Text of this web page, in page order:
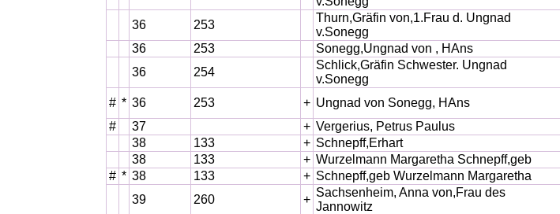
36
253
Thurn,Gräfin von,1.Frau d. Ungnad
v.Sonegg
36
253 Sonegg,Ungnad von , HAns
36
254
Schlick,Gräfin Schwester. Ungnad
v.Sonegg
# * 36 253 + Ungnad von Sonegg, HAns
#
37 + Vergerius, Petrus Paulus
38
133 + Schnepff,Erhart
38
133 + Wurzelmann Margaretha Schnepff,geb
# * 38 133 + Schnepff,geb Wurzelmann Margaretha
39
260 +
Sachsenheim, Anna von,Frau des
Jannowitz